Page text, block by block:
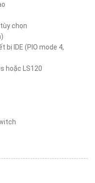
chọn
bị IDE (PIO mode 4,
hoặc LS120